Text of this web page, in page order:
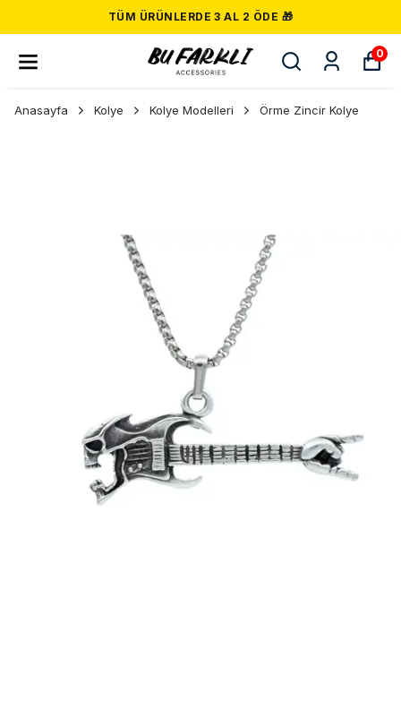
TÜM ÜRÜNLERDE 3 AL 2 ÖDE 🎁
0
Anasayfa Kolye Kolye Modelleri Örme Zincir Kolye